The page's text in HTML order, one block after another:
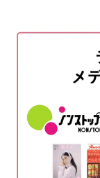
同じモールドで
「こんなパーツ
ジェルを重
ミラーパウ
爪にのせる
コーティン